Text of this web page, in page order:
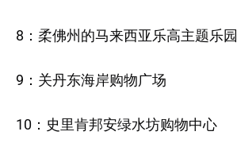
8：柔佛州的马来西亚乐高主题乐园
9：关丹东海岸购物广场
10：史里肯邦安绿水坊购物中心